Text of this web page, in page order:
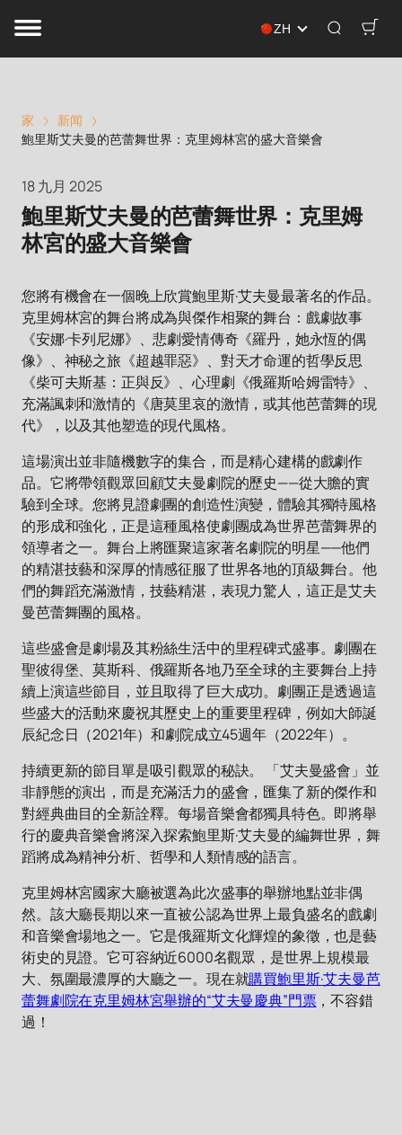
ZH
家
新闻
鮑里斯艾夫曼的芭蕾舞世界：克里姆林宮的盛大音樂會
18 九月 2025
鮑里斯艾夫曼的芭蕾舞世界：克里姆
林宮的盛大音樂會
您將有機會在一個晚上欣賞鮑里斯·艾夫曼最著名的作品。
克里姆林宮的舞台將成為與傑作相聚的舞台：戲劇故事
《安娜·卡列尼娜》、悲劇愛情傳奇《羅丹，她永恆的偶
像》、神秘之旅《超越罪惡》、對天才命運的哲學反思
《柴可夫斯基：正與反》、心理劇《俄羅斯哈姆雷特》、
充滿諷刺和激情的《唐莫里哀的激情，或其他芭蕾舞的現
代》，以及其他塑造的現代風格。
這場演出並非隨機數字的集合，而是精心建構的戲劇作
品。它將帶領觀眾回顧艾夫曼劇院的歷史——從大膽的實
驗到全球。您將見證劇團的創造性演變，體驗其獨特風格
的形成和強化，正是這種風格使劇團成為世界芭蕾舞界的
領導者之一。舞台上將匯聚這家著名劇院的明星——他們
的精湛技藝和深厚的情感征服了世界各地的頂級舞台。他
們的舞蹈充滿激情，技藝精湛，表現力驚人，這正是艾夫
曼芭蕾舞團的風格。
這些盛會是劇場及其粉絲生活中的里程碑式盛事。劇團在
聖彼得堡、莫斯科、俄羅斯各地乃至全球的主要舞台上持
續上演這些節目，並且取得了巨大成功。劇團正是透過這
些盛大的活動來慶祝其歷史上的重要里程碑，例如大師誕
辰紀念日（2021年）和劇院成立45週年（2022年）。
持續更新的節目單是吸引觀眾的秘訣。 「艾夫曼盛會」並
非靜態的演出，而是充滿活力的盛會，匯集了新的傑作和
對經典曲目的全新詮釋。每場音樂會都獨具特色。即將舉
行的慶典音樂會將深入探索鮑里斯·艾夫曼的編舞世界，舞
蹈將成為精神分析、哲學和人類情感的語言。
克里姆林宮國家大廳被選為此次盛事的舉辦地點並非偶
然。該大廳長期以來一直被公認為世界上最負盛名的戲劇
和音樂會場地之一。它是俄羅斯文化輝煌的象徵，也是藝
術史的見證。它可容納近6000名觀眾，是世界上規模最
大、氛圍最濃厚的大廳之一。現在就購買鮑里斯·艾夫曼芭
蕾舞劇院在克里姆林宮舉辦的“艾夫曼慶典”門票，不容錯
過！